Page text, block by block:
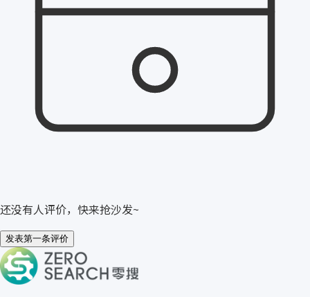
还没有人评价，快来抢沙发~
发表第一条评价
关于零搜